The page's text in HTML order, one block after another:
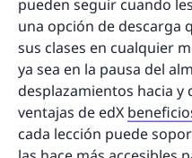
pueden seguir cuando
una opción de descarga
sus clases en cualquier
ya sea en la pausa del
desplazamientos hacia y
ventajas de edX
cada lección puede